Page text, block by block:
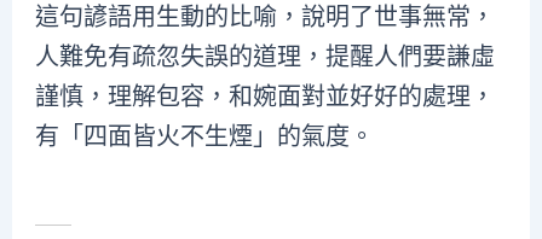
這句諺語用生動的比喻，說明了世事無常，
人難免有疏忽失誤的道理，提醒人們要謙虛
謹慎，理解包容，和婉面對並好好的處理，
有「四面皆火不生煙」的氣度。